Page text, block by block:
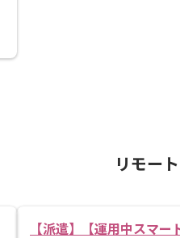
リモー
【派遣】【運用中スマー